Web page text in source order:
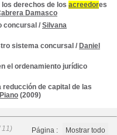
derechos de los acreedores
Damasco
concursal / Silvana
sistema concursal / Daniel
el ordenamiento jurídico
reducción de capital de las
(2009)
11) Página : Mostrar todo